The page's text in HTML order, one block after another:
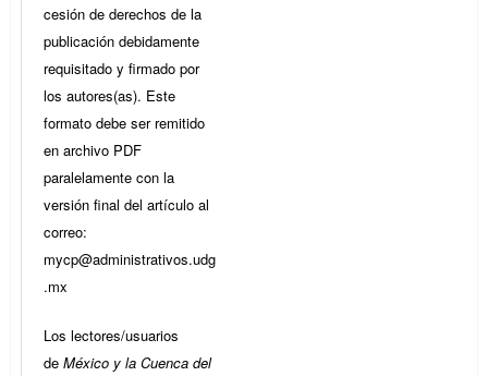
cesión de derechos de la
publicación debidamente
requisitado y firmado por
los autores(as). Este
formato debe ser remitido
en archivo PDF
paralelamente con la
versión final del artículo al
correo:
mycp@administrativos.udg
.mx
Los lectores/usuarios
de México y la Cuenca del